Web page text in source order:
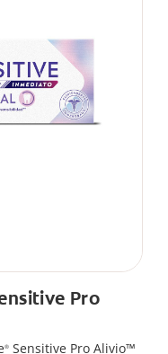
Pro
® Sensitive Pro Alivio™